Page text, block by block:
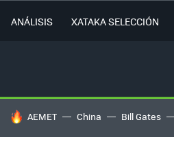
ANÁLISIS XATAKA SELECCIÓN
HOY SE HABLA DE
AEMET China Bill Gates